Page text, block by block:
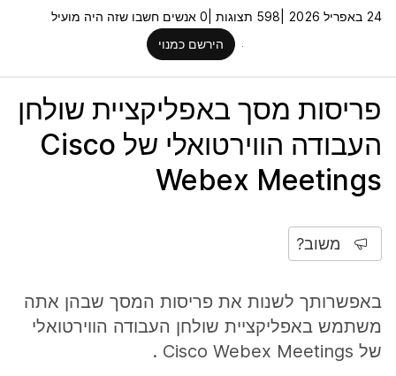
24 באפריל 2026 | 598 תצוגות |
0 אנשים חשבו שזה היה מועיל
הירשם כמנוי
פריסות מסך באפליקציית שולחן
העבודה הווירטואלי של Cisco
Webex Meetings
משוב?
באפשרותך לשנות את פריסות המסך שבהן אתה
משתמש באפליקציית שולחן העבודה הווירטואלי
של Cisco Webex Meetings .